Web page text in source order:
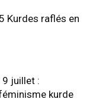
Kurdes raflés en
juillet :
kurde